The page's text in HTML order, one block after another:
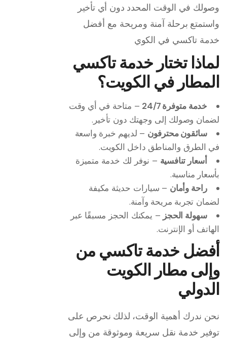
وصولك في الوقت المحدد دون أي تأخير
واستمتع برحلة آمنة ومريحة مع أفضل
خدمة تاكسي في الكوي
لماذا تختار خدمة تاكسي
المطار في الكويت؟
خدمة متوفرة 24/7
– متاحة في أي وقت
لضمان وصولك إلى وجهتك دون تأخير.
سائقون محترفون – لديهم خبرة واسعة
في الطرق والمناطق داخل الكويت.
أسعار تنافسية – نوفر لك خدمة متميزة
بأسعار مناسبة.
راحة وأمان – سيارات حديثة مكيفة
لضمان تجربة مريحة وآمنة.
سهولة الحجز – يمكنك الحجز مسبقًا عبر
الهاتف أو الإنترنت.
أفضل خدمة تاكسي من
وإلى مطار الكويت
الدولي
نحن ندرك أهمية الوقت، لذلك نحرص على
توفير خدمة نقل سريعة وموثوقة من وإلى